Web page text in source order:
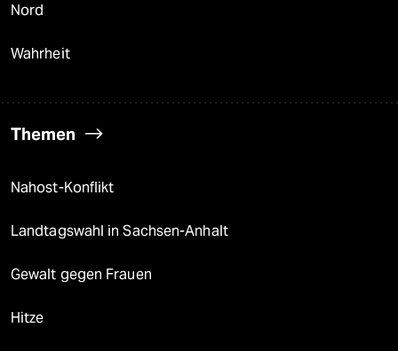
Nord
Wahrheit
Themen
Nahost-Konflikt
Landtagswahl in Sachsen-Anhalt
Gewalt gegen Frauen
Hitze